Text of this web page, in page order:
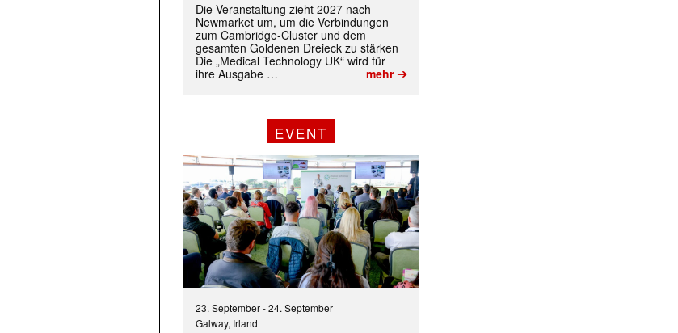
Die Veranstaltung zieht 2027 nach
Newmarket um, um die Verbindungen
zum Cambridge-Cluster und dem
gesamten Goldenen Dreieck zu stärken
Die „Medical Technology UK“ wird für
ihre Ausgabe …
mehr➔
EVENT
23. September-24. September
Galway, Irland